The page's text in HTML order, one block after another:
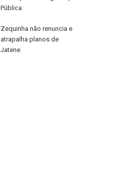
Pública.
Zequinha não renuncia e
atrapalha planos de
Jatene.